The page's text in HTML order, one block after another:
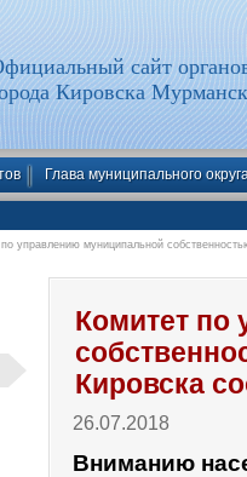
сайт
Кировска
Глава муниципального
управлению муниципальной
Комитет по
Кировска
26.07.2018
Вни­ма­нию